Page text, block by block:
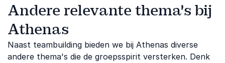
Andere relevante thema's bij
Athenas
Naast teambuilding bieden we bij Athenas diverse
andere thema's die de groepsspirit versterken. Denk